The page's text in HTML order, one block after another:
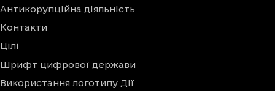
Антикорупційна діяльність
Контакти
Цілі
Шрифт цифрової держави
Використання логотипу Дії